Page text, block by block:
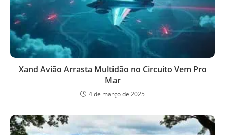
Xand Avião Arrasta Multidão no Circuito Vem Pro
Mar
4 de março de 2025